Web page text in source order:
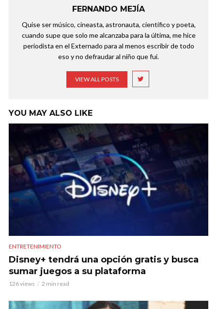
FERNANDO MEJÍA
Quise ser músico, cineasta, astronauta, científico y poeta,
cuando supe que solo me alcanzaba para la última, me hice
periodista en el Externado para al menos escribir de todo
eso y no defraudar al niño que fui.
VIEW ALL POSTS
YOU MAY ALSO LIKE
ENTRETENIMIENTO
Disney+ tendrá una opción gratis y busca
sumar juegos a su plataforma
126 views 2 min read